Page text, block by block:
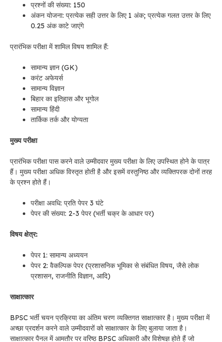
प्रश्नों की संख्या: 150
अंकन योजना: प्रत्येक सही उत्तर के लिए 1 अंक; प्रत्येक गलत उत्तर के लिए
0.25 अंक काटे जाएंगे
प्रारंभिक परीक्षा में शामिल विषय शामिल हैं:
सामान्य ज्ञान (GK)
करंट अफेयर्स
सामान्य विज्ञान
बिहार का इतिहास और भूगोल
सामान्य हिंदी
तार्किक तर्क और योग्यता
मुख्य परीक्षा
प्रारंभिक परीक्षा पास करने वाले उम्मीदवार मुख्य परीक्षा के लिए उपस्थित होने के पात्र
हैं। मुख्य परीक्षा अधिक विस्तृत होती है और इसमें वस्तुनिष्ठ और व्यक्तिपरक दोनों तरह
के प्रश्न होते हैं।
परीक्षा अवधि: प्रति पेपर 3 घंटे
पेपर की संख्या: 2-3 पेपर (भर्ती चक्र के आधार पर)
विषय क्षेत्र:
पेपर 1: सामान्य अध्ययन
पेपर 2: वैकल्पिक पेपर (प्रशासनिक भूमिका से संबंधित विषय, जैसे लोक
प्रशासन, राजनीति विज्ञान, आदि)
साक्षात्कार
BPSC भर्ती चयन प्रक्रिया का अंतिम चरण व्यक्तिगत साक्षात्कार है। मुख्य परीक्षा में
अच्छा प्रदर्शन करने वाले उम्मीदवारों को साक्षात्कार के लिए बुलाया जाता है।
साक्षात्कार पैनल में आमतौर पर वरिष्ठ BPSC अधिकारी और विशेषज्ञ होते हैं जो